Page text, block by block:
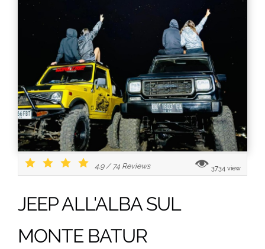
4.9/ 74 Reviews 3734 view
JEEP ALL'ALBA SUL
MONTE BATUR